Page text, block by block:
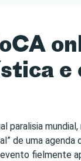
e
paralisia
de uma
fielmente